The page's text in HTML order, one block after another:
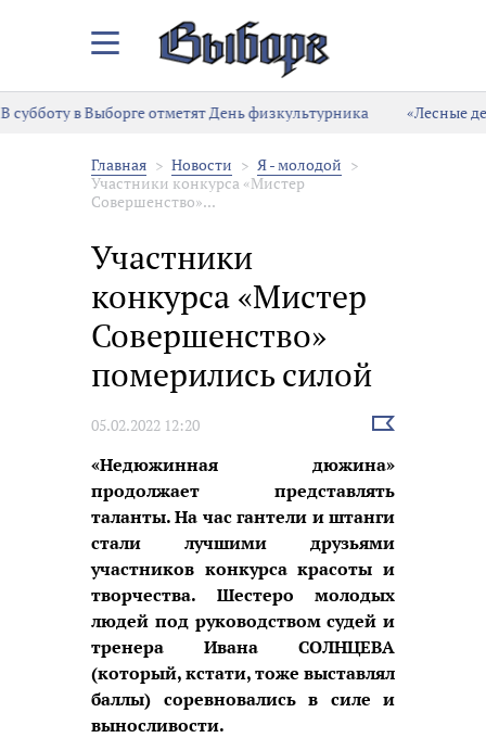
Закрыть/
меню
в Выборге отметят День физкультурника
«Лесные
Главная Новости
Я - молодой
Участники конкурса «Мистер
Совершенство»...
Участники
конкурса «Мистер
Совершенство»
померились силой
05.02.2022 12:20
Выбрать
«Недюжинная дюжина»
продолжает представлять
таланты. На час гантели и штанги
стали лучшими друзьями
участников конкурса красоты и
творчества. Шестеро молодых
людей под руководством судей и
тренера Ивана СОЛНЦЕВА
(который, кстати, тоже выставлял
баллы) соревновались в силе и
выносливости.